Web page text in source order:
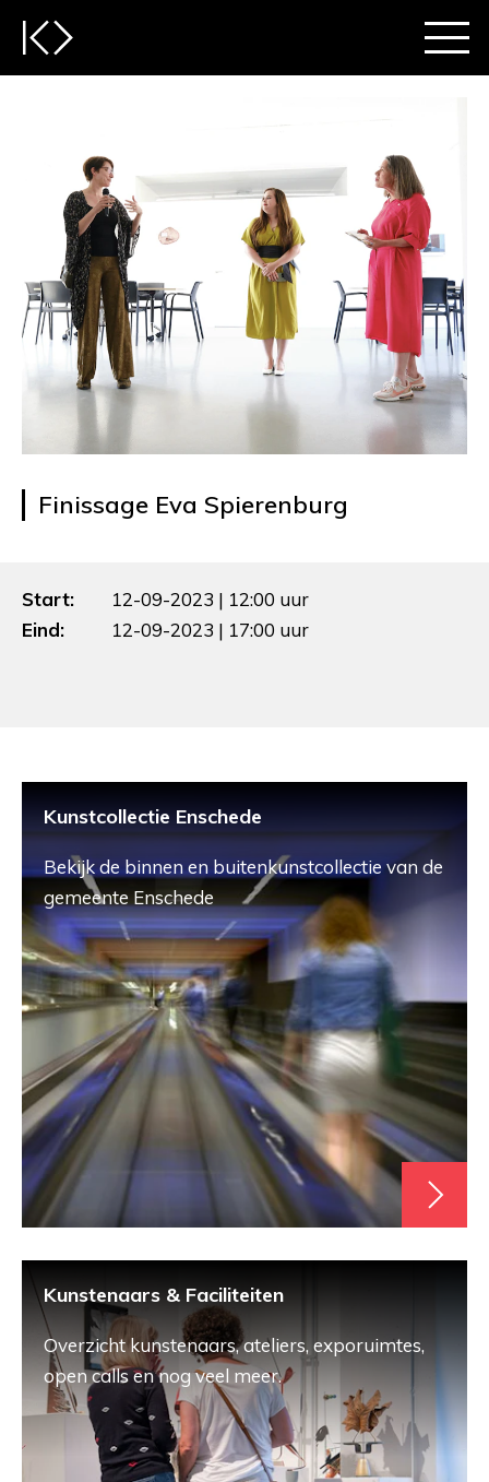
Finissage Eva Spierenburg
Start:
12-09-2023 | 12:00 uur
Eind:
12-09-2023 | 17:00 uur
Kunstcollectie Enschede
Bekijk de binnen en buitenkunstcollectie van de
gemeente Enschede
Kunstenaars & Faciliteiten
Overzicht kunstenaars, ateliers, exporuimtes,
open calls en nog veel meer.